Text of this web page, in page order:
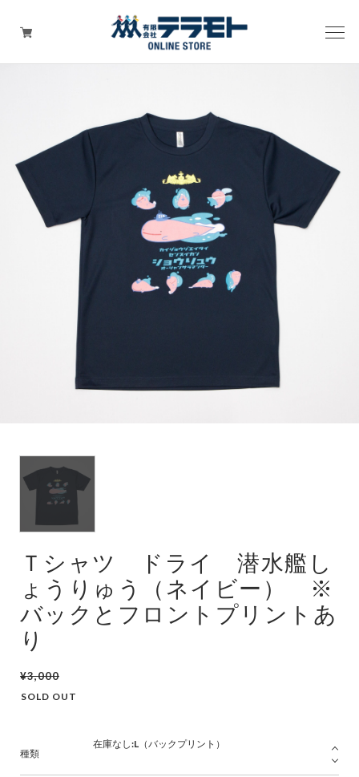
ピックアップアイテム
Tシャツ・ウェア
キャップ（帽子）
ZIPPO
ワッペン
その他グッズ（バッグ・タオル・ストラップ・
マスク等）
潜水艦
Ｔシャツ ドライ 潜水艦し
ょうりゅう（ネイビー） ※
バックとフロントプリントあ
り
¥3,000
SOLD OUT
種類